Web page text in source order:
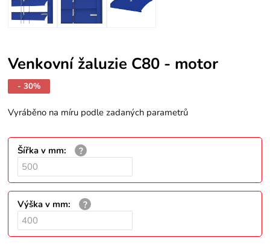
Venkovní žaluzie C80 - motor
- 30%
Vyráběno na míru podle zadaných parametrů
Šířka v mm:
Výška v mm: